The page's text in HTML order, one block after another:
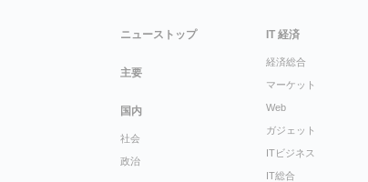
ニューストップ
主要
国内
社会
政治
IT 経済
経済総合
マーケット
Web
ガジェット
ITビジネス
IT総合